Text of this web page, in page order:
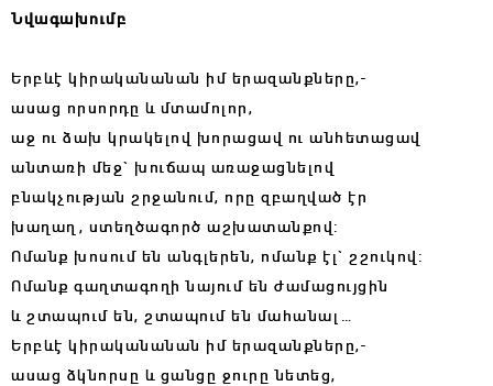
Նվագախումբ
Երբևէ կիրականանան իմ երազանքները,-
ասաց որսորդը և մտամոլոր,
աջ ու ձախ կրակելով խորացավ ու անհետացավ
անտառի մեջ` խուճապ առաջացնելով
բնակչության շրջանում, որը զբաղված էր
խաղաղ, ստեղծագործ աշխատանքով:
Ոմանք խոսում են անգլերեն, ոմանք էլ` շշուկով:
Ոմանք գաղտագողի նայում են ժամացույցին
և շտապում են, շտապում են մահանալ…
Երբևէ կիրականանան իմ երազանքները,-
ասաց ձկնորսը և ցանցը ջուրը նետեց,